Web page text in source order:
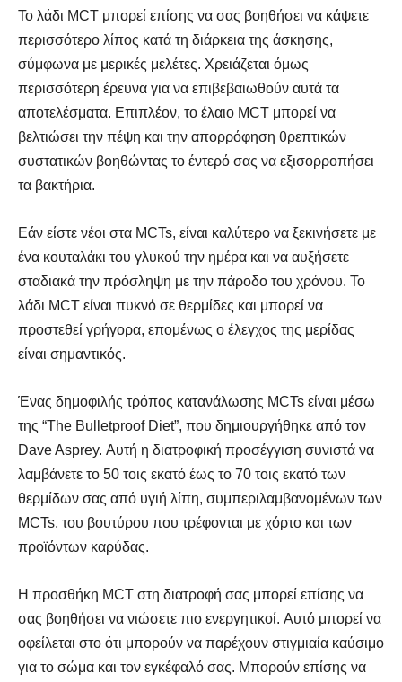
SELF FINDER
Βρες Γυμναστή, Διαιτολόγο,
Γιατρό & Φυσικοθεραπευτή
Αναζήτηση
SELF FINDER
Βρες Γυμναστή, Διαιτολόγο,
Γιατρό & Φυσικοθεραπευτή
Αναζήτηση
Το λάδι MCT μπορεί επίσης να σας βοηθήσει να κάψετε
περισσότερο λίπος κατά τη διάρκεια της άσκησης,
σύμφωνα με μερικές μελέτες. Χρειάζεται όμως
περισσότερη έρευνα για να επιβεβαιωθούν αυτά τα
αποτελέσματα. Επιπλέον, το έλαιο MCT μπορεί να
βελτιώσει την πέψη και την απορρόφηση θρεπτικών
συστατικών βοηθώντας το έντερό σας να εξισορροπήσει
τα βακτήρια.
Εάν είστε νέοι στα MCTs, είναι καλύτερο να ξεκινήσετε με
ένα κουταλάκι του γλυκού την ημέρα και να αυξήσετε
σταδιακά την πρόσληψη με την πάροδο του χρόνου. Το
λάδι MCT είναι πυκνό σε θερμίδες και μπορεί να
προστεθεί γρήγορα, επομένως ο έλεγχος της μερίδας
είναι σημαντικός.
Ένας δημοφιλής τρόπος κατανάλωσης MCTs είναι μέσω
της “The Bulletproof Diet”, που δημιουργήθηκε από τον
Dave Asprey. Αυτή η διατροφική προσέγγιση συνιστά να
λαμβάνετε το 50 τοις εκατό έως το 70 τοις εκατό των
θερμίδων σας από υγιή λίπη, συμπεριλαμβανομένων των
MCTs, του βουτύρου που τρέφονται με χόρτο και των
προϊόντων καρύδας.
Η προσθήκη MCT στη διατροφή σας μπορεί επίσης να
σας βοηθήσει να νιώσετε πιο ενεργητικοί. Αυτό μπορεί να
οφείλεται στο ότι μπορούν να παρέχουν στιγμιαία καύσιμο
για το σώμα και τον εγκέφαλό σας. Μπορούν επίσης να